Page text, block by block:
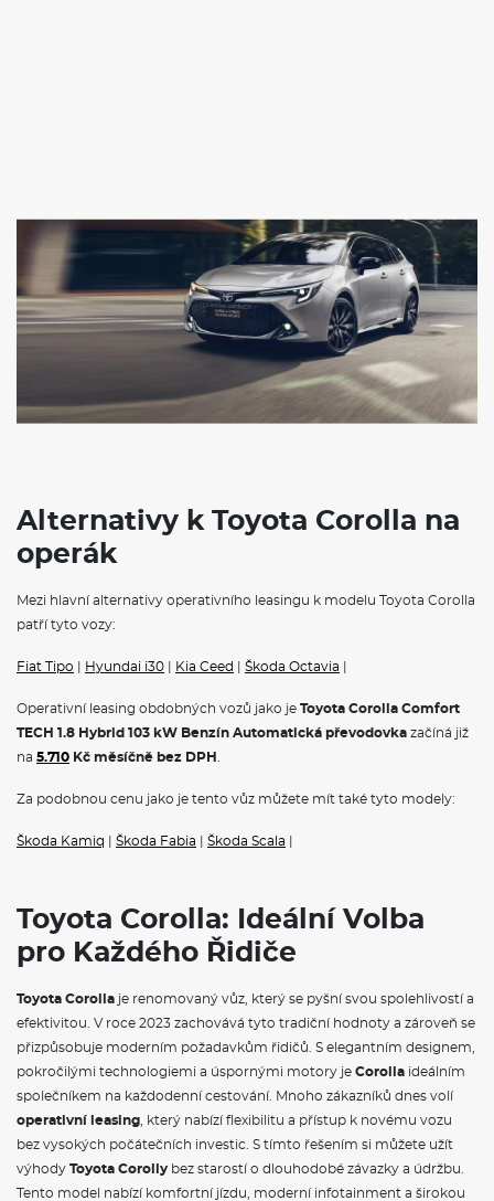
Alternativy k Toyota Corolla na
operák
Mezi hlavní alternativy operativního leasingu k modelu Toyota Corolla
patří tyto vozy:
Fiat Tipo Hyundai i30 Kia Ceed Škoda Octavia
Operativní leasing obdobných vozů jako je Toyota Corolla Comfort
TECH 1.8 Hybrid 103 kW Benzín Automatická převodovka začíná již
na 5.710 Kč měsíčně bez DPH
Za podobnou cenu jako je tento vůz můžete mít také tyto modely:
Škoda Kamiq Škoda Fabia Škoda Scala
Toyota Corolla: Ideální Volba
pro Každého Řidiče
Toyota Corolla je renomovaný vůz, který se pyšní svou spolehlivostí a
efektivitou. V roce 2023 zachovává tyto tradiční hodnoty a zároveň se
přizpůsobuje moderním požadavkům řidičů. S elegantním designem,
pokročilými technologiemi a úspornými motory je Corolla ideálním
společníkem na každodenní cestování. Mnoho zákazníků dnes volí
operativní leasing , který nabízí flexibilitu a přístup k novému vozu
bez vysokých počátečních investic. S tímto řešením si můžete užít
výhody Toyota Corolly bez starostí o dlouhodobé závazky a údržbu.
Tento model nabízí komfortní jízdu, moderní infotainment a širokou